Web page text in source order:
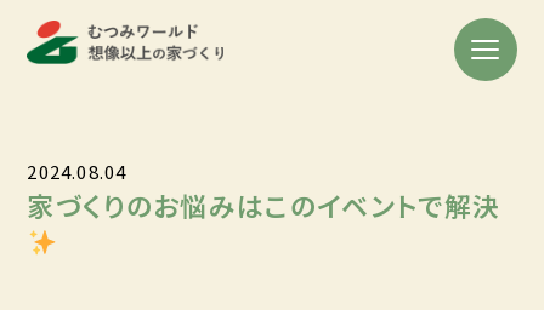
2024.08.04
家づくりのお悩みはこのイベントで解決